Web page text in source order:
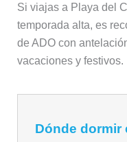
Si viajas a Playa del
temporada alta, es
de ADO con
vacaciones y festivos.
Dónde dormir